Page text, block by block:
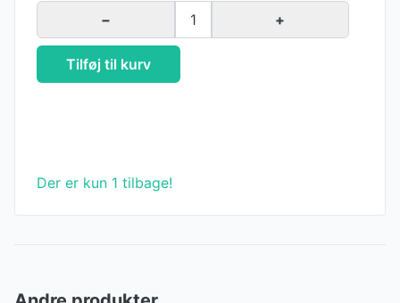
− 1 +
Tilføj til kurv
Der er kun 1 tilbage!